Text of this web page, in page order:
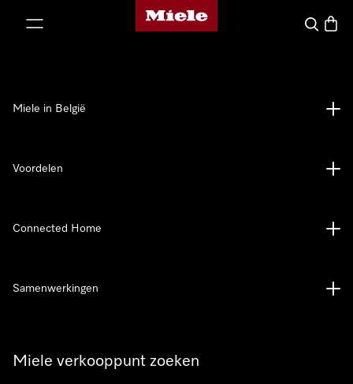
Miele homepage
Wat zoek
Miele verkooppunt zoeken
Miele in België
Voordelen
Connected Home
Samenwerkingen